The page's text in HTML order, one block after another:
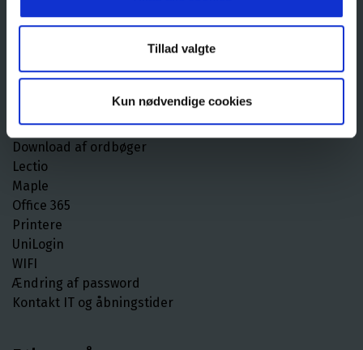
Tillad valgte
Kun nødvendige cookies
Studievejledning
Mandag-Torsdag: 07.30 - 15.00
Download af ordbøger
Lectio
Maple
Office 365
Printere
UniLogin
WIFI
Ændring af password
Kontakt IT og åbningstider